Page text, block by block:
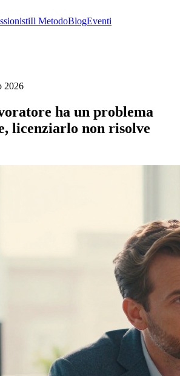
Il MetodoBlogEventi
2026
ha un problema
licenziarlo non risolve